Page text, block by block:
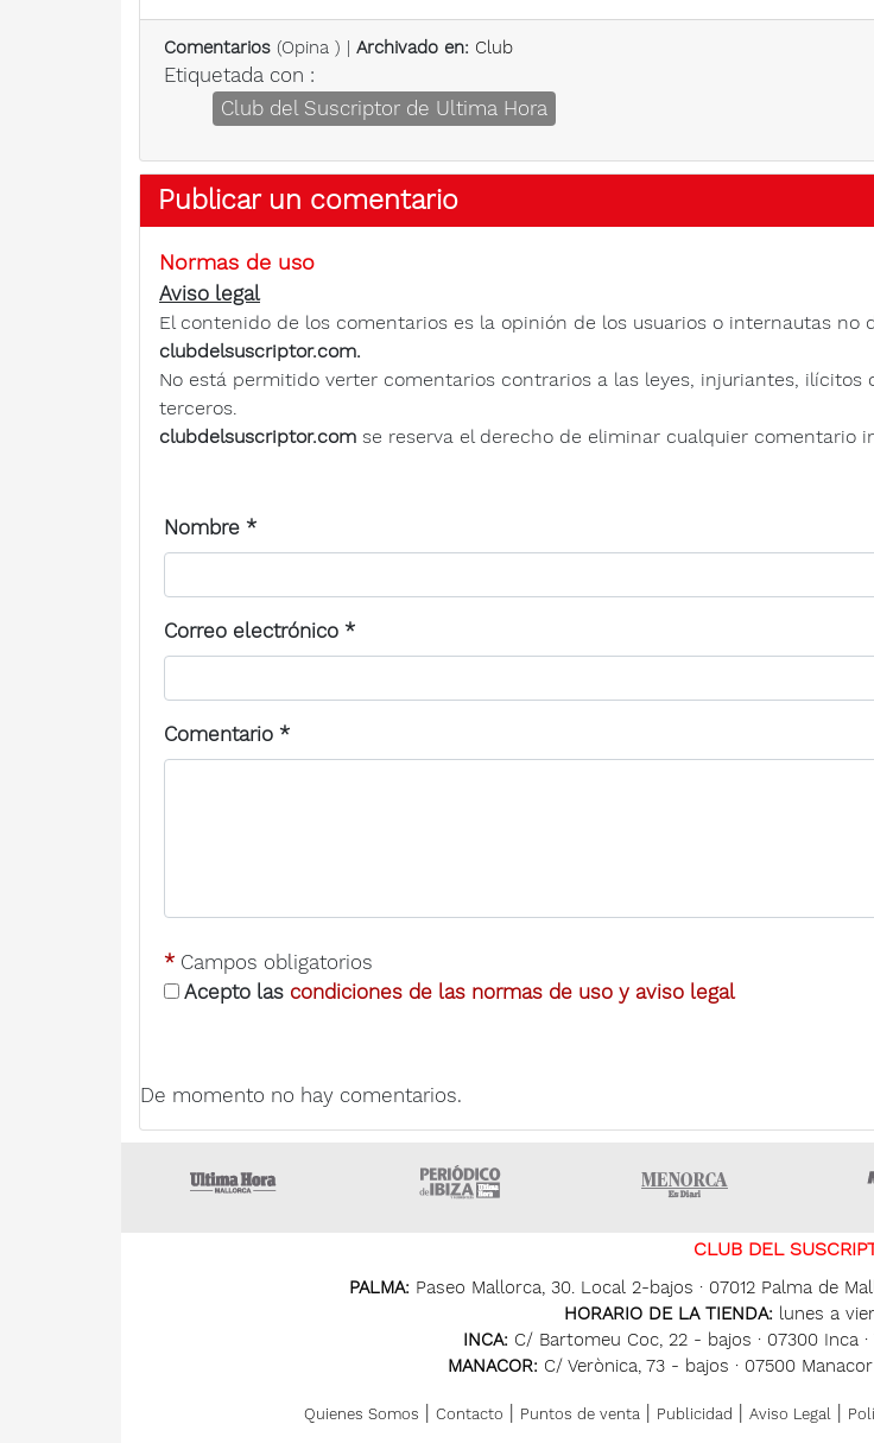
Comentarios (Opina ) | Archivado en: Club
Etiquetada con :
Club del Suscriptor de Ultima Hora
Publicar un comentario
Normas de uso
Aviso legal
El contenido de los comentarios es la opinión de los usuarios o internautas no
clubdelsuscriptor.com.
No está permitido verter comentarios contrarios a las leyes, injuriantes, ilícitos
terceros.
clubdelsuscriptor.com se reserva el derecho de eliminar cualquier comentario
Nombre *
Correo electrónico *
Comentario *
* Campos obligatorios
Acepto las condiciones de las normas de uso y aviso legal
De momento no hay comentarios.
Menorca • Es
CLUB DEL
PALMA: Paseo Mallorca, 30. Local 2-bajos · 07012 Palma de
HORARIO DE LA TIENDA: lunes a
INCA: C/ Bartomeu Coc, 22 - bajos · 07300 Inca
MANACOR: C/ Verònica, 73 - bajos · 07500
Quienes Somos Contacto Puntos de venta Publicidad Aviso Legal